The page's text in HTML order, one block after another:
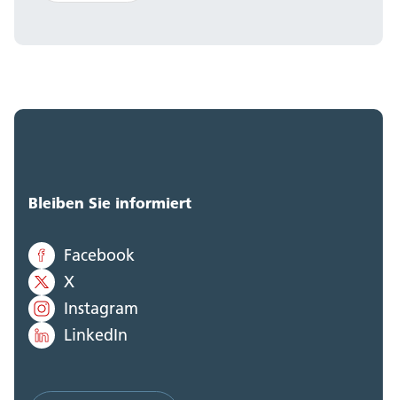
Bleiben Sie informiert
Facebook
X
Instagram
LinkedIn